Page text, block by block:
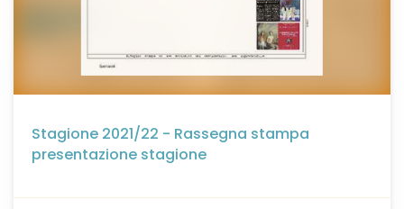
Stagione 2021/22 - Rassegna stampa
presentazione stagione